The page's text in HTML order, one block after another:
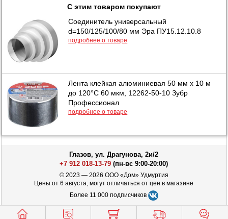
С этим товаром покупают
Соединитель универсальный
d=150/125/100/80 мм Эра ПУ15.12.10.8
подробнее о товаре
Лента клейкая алюминиевая 50 мм х 10 м
до 120°С 60 мкм, 12262-50-10 Зубр
Профессионал
подробнее о товаре
Глазов, ул. Драгунова, 2и/2
+7 912 018-13-79 (пн-вс 9:00-20:00)
© 2023 — 2026 ООО «Дом» Удмуртия
Цены от 6 августа, могут отличаться от цен в магазине
Более 11 000 подписчиков